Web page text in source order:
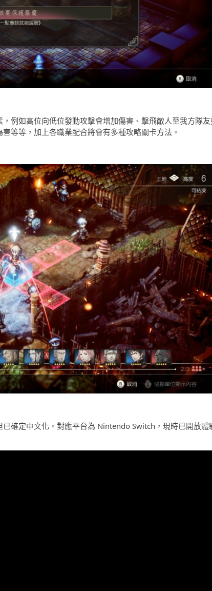
例如高位向低位發動攻擊會增加傷害、擊飛敵人至我方隊
等等，加上各職業配合將會有多種攻略關卡方法。
已確定中文化。對應平台為 Nintendo Switch，現時已開放體